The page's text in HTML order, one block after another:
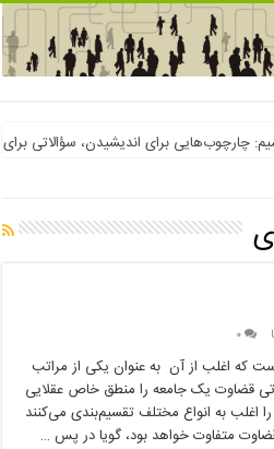
چارچوب‌هایی برای اندیشیدن، سؤالاتی
۰
که اغلب از آن به عنوان یکی از مراتب
قضاوت یک جامعه را منطق خاص عقلایی
اغلب به انواع مختلف تقسیم‌بندی می‌کنند
متفاوت خواهد بود، گویا در پس …